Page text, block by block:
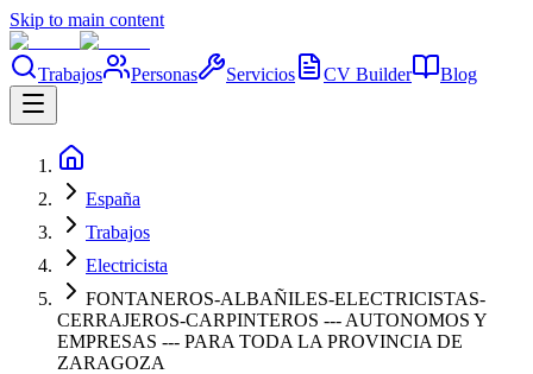
Skip to main content
Trabajos Personas Servicios CV Builder Blog
España
Trabajos
Electricista
FONTANEROS-ALBAÑILES-ELECTRICISTAS-
CERRAJEROS-CARPINTEROS --- AUTONOMOS Y
EMPRESAS --- PARA TODA LA PROVINCIA DE
ZARAGOZA